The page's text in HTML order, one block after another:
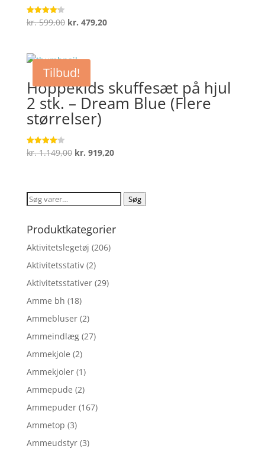
Vurderet
4.2
kr.599,00 Den
var:
kr. 599,00.
kr. 479,20Den
Tilbud!
Hoppekids skuffesæt på hjul
2 stk. – Dream Blue (Flere
størrelser)
Vurderet
4.1
kr.1.149,00 Den
var:
kr. 1.149,00.
kr. 919,20Den
er:
kr. 919,20.
Søg
Søg
Produktkategorier
Aktivitetslegetøj (206)
Aktivitetsstativ (2)
Aktivitetsstativer (29)
Amme bh (18)
Ammebluser (2)
Ammeindlæg (27)
Ammekjole (2)
Ammekjoler (1)
Ammepude (2)
Ammepuder (167)
Ammetop (3)
Ammeudstyr (3)